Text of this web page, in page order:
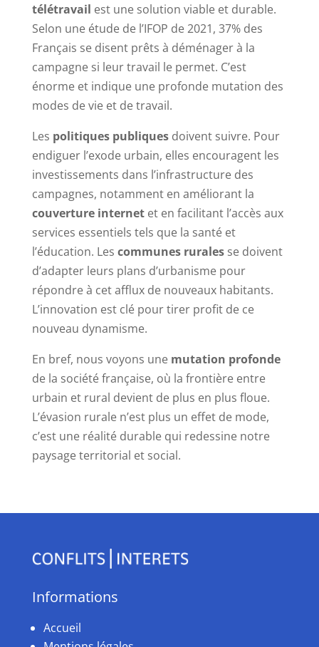
télétravail est une solution viable et durable.
Selon une étude de l’IFOP de 2021, 37% des
Français se disent prêts à déménager à la
campagne si leur travail le permet. C’est
énorme et indique une profonde mutation des
modes de vie et de travail.
Les politiques publiquesdoivent suivre. Pour
endiguer l’exode urbain, elles encouragent les
investissements dans l’infrastructure des
campagnes, notamment en améliorant la
couverture internetet en facilitant l’accès aux
services essentiels tels que la santé et
l’éducation. Les communes ruralesse doivent
d’adapter leurs plans d’urbanisme pour
répondre à cet afflux de nouveaux habitants.
L’innovation est clé pour tirer profit de ce
nouveau dynamisme.
En bref, nous voyons une mutation profonde
de la société française, où la frontière entre
urbain et rural devient de plus en plus floue.
L’évasion rurale n’est plus un effet de mode,
c’est une réalité durable qui redessine notre
paysage territorial et social.
Informations
Accueil